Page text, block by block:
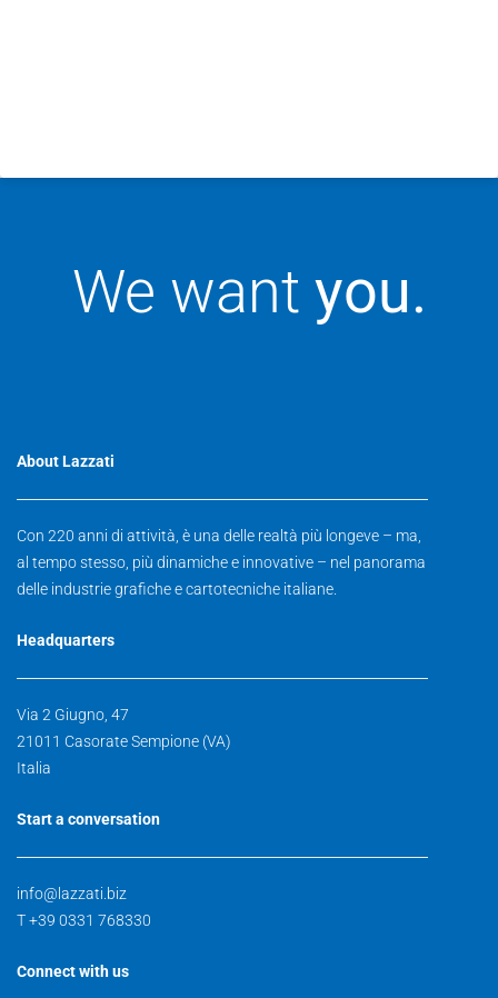
We want you.
About Lazzati
Con 220 anni di attività, è una delle realtà più longeve – ma,
al tempo stesso, più dinamiche e innovative – nel panorama
delle industrie grafiche e cartotecniche italiane.
Headquarters
Via 2 Giugno, 47
21011 Casorate Sempione (VA)
Italia
Start a conversation
info@lazzati.biz
T +39 0331 768330
Connect with us